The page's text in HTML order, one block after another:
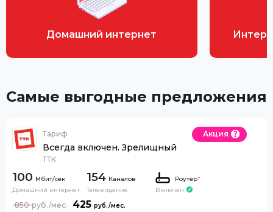
Домашний интернет
Самые выгодные предложения
Тариф
Всегда включен. Зрелищный
ТТК
Акция
100
Домашний интернет
154 Каналов
Телевидение
Роутер*
Включен
425
850